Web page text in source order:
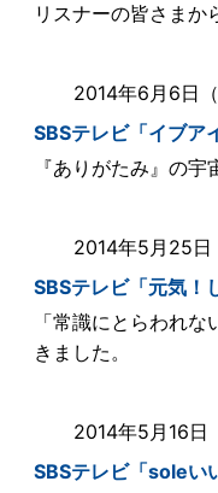
リスナーの皆さまか
2014年6月6日
SBSテレビ「イブア
『ありがたみ』の
2014年5月25日
SBSテレビ「元気！
「常識にとらわれ
きました。
2014年5月16日
SBSテレビ「soleい